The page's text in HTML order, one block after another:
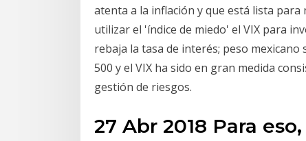
atenta a la inflación y que está lista
utilizar el 'índice de miedo' el VIX para
rebaja la tasa de interés; peso
500 y el VIX ha sido en gran medida
gestión de riesgos.
27 Abr 2018 Para